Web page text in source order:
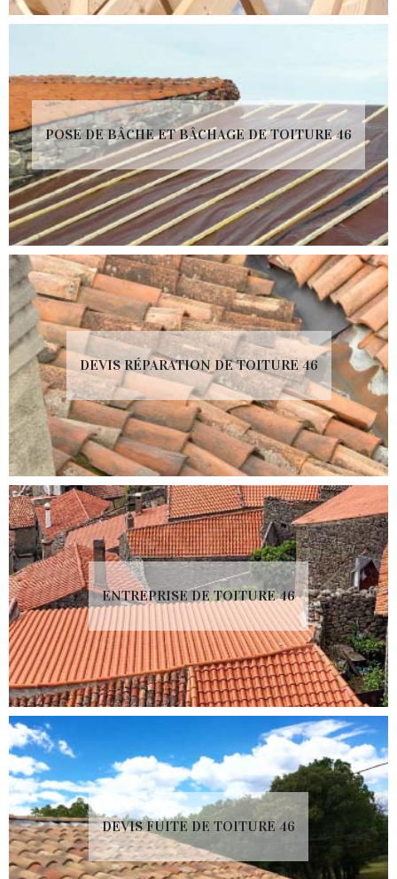
POSE DE BÂCHE ET BÂCHAGE DE TOITURE 46
DEVIS RÉPARATION DE TOITURE 46
ENTREPRISE DE TOITURE 46
DEVIS FUITE DE TOITURE 46